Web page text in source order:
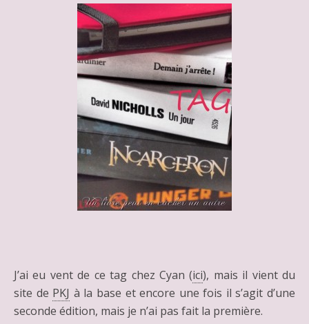
J’ai eu vent de ce tag chez Cyan (ici), mais il vient du
site de PKJ à la base et encore une fois il s’agit d’une
seconde édition, mais je n’ai pas fait la première.